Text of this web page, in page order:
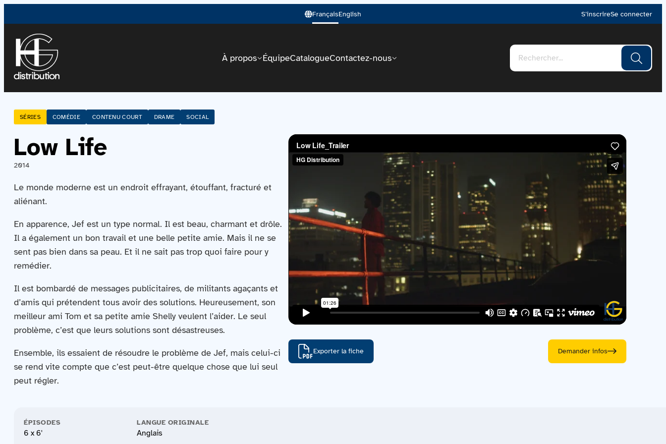
FrançaisEnglish S’inscrireSe connecter
À propos ÉquipeCatalogueContactez-nous
SÉRIES COMÉDIE CONTENU COURT DRAME SOCIAL
Low Life
2014
Le monde moderne est un endroit effrayant, étouffant, fracturé et
aliénant.
En apparence, Jef est un type normal. Il est beau, charmant et drôle.
Il a également un bon travail et une belle petite amie. Mais il ne se
sent pas bien dans sa peau. Et il ne sait pas trop quoi faire pour y
remédier.
Il est bombardé de messages publicitaires, de militants agaçants et
d’amis qui prétendent tous avoir des solutions. Heureusement, son
meilleur ami Tom et sa petite amie Shelly veulent l’aider. Le seul
problème, c’est que leurs solutions sont désastreuses.
Ensemble, ils essaient de résoudre le problème de Jef, mais celui-ci
se rend vite compte que c’est peut-être quelque chose que lui seul
peut régler.
ÉPISODES
6 x 6'
LANGUE ORIGINALE
Anglais
Exporter la fiche Demander infos